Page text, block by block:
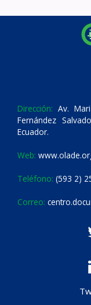
Dirección: Av.
Fernández
Ecuador.
Web:
Teléfono: (593 2)
Correo: